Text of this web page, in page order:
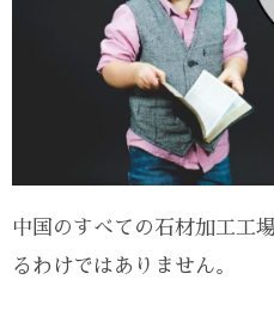
中国のすべての石材加工工
るわけではありません。